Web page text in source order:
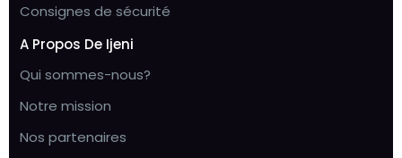
Consignes de sécurité
A Propos De Ijeni
Qui sommes-nous?
Notre mission
Nos partenaires